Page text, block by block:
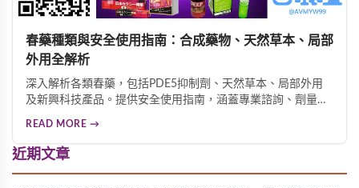
春藥種類與安全使用指南：合成藥物、天然草本、局部
外用全解析
深入解析各類春藥，包括PDE5抑制劑、天然草本、局部外用
及新興科技產品。提供安全使用指南，涵蓋專業諮詢、劑量控
READ MORE →
近期文章